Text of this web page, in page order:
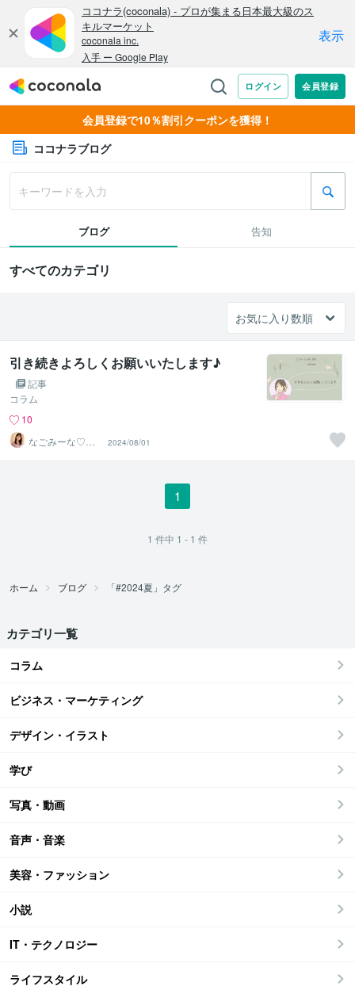
会員登録で10％割引クーポンを獲得！
ココナラブログ
ブログ 告知
すべてのカテゴリ
引き続きよろしくお願いいたします♪
記事
コラム
10
なごみーな♡癒
し系心のサポー
ター
2024/08/01
1
1 件中 1 - 1 件
ホーム ブログ 「#2024夏」タグ
カテゴリ一覧
コラム
ビジネス・マーケティング
デザイン・イラスト
学び
写真・動画
音声・音楽
美容・ファッション
小説
IT・テクノロジー
ライフスタイル